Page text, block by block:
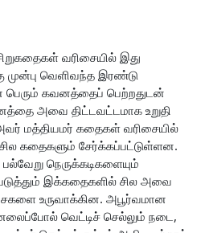
வரிசையில் இது
முன்பு வெளிவந்த இரண்டு
பெரும் கவனத்தைப் பெற்றதுடன்
அவை திட்டவட்டமாக உறுதி
மத்தியமர் கதைகள் வரிசையில்
கதைகளும் சேர்க்கப்பட்டுள்ளன.
நெருக்கடிகளையும்
இக்கதைகளில் சில அவை
உருவாக்கின. அபூர்வமான
வெட்டிச் செல்லும் நடை,